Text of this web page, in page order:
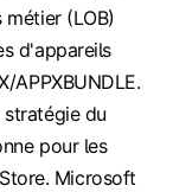
(LOB)
d'appareils
APPXBUNDLE.
du
pour les
Microsoft